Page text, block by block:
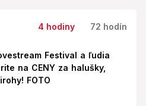
4 hodiny 72 hodín
Festival a ľudia
na CENY za halušky,
FOTO